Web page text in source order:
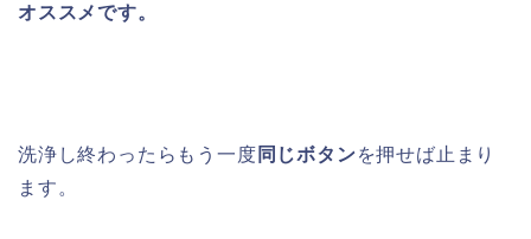
オススメです。
洗浄し終わったらもう一度 同じボタンを押せば止まり
ます。